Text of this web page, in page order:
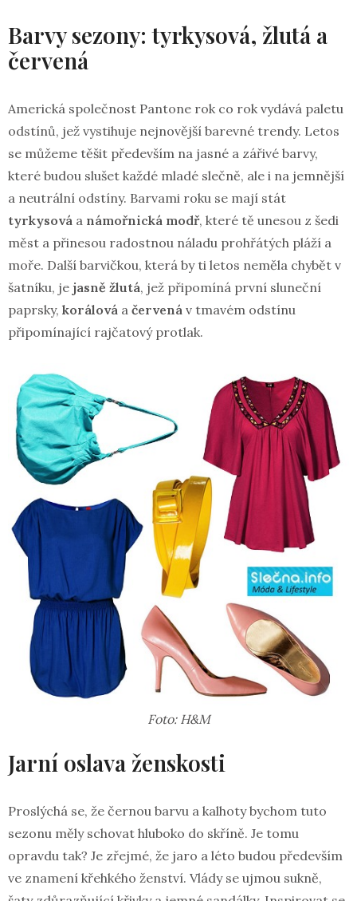
Barvy sezony: tyrkysová, žlutá a
červená
Americká společnost Pantone rok co rok vydává paletu
odstínů, jež vystihuje nejnovější barevné trendy. Letos
se můžeme těšit především na jasné a zářivé barvy,
které budou slušet každé mladé slečně, ale i na jemnější
a neutrální odstíny. Barvami roku se mají stát
tyrkysová a námořnická modř, které tě unesou z šedi
měst a přinesou radostnou náladu prohřátých pláží a
moře. Další barvičkou, která by ti letos neměla chybět v
šatníku, je jasně žlutá, jež připomíná první sluneční
paprsky, korálová a červená v tmavém odstínu
připomínající rajčatový protlak.
Foto: H&M
Jarní oslava ženskosti
Proslýchá se, že černou barvu a kalhoty bychom tuto
sezonu měly schovat hluboko do skříně. Je tomu
opravdu tak? Je zřejmé, že jaro a léto budou především
ve znamení křehkého ženství. Vlády se ujmou sukně,